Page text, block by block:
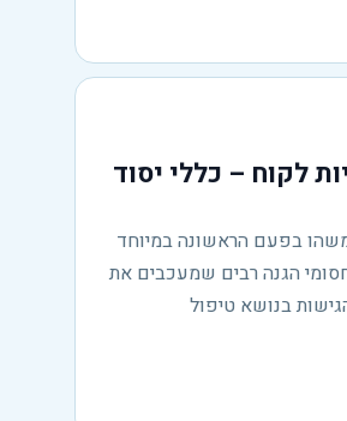
לקוח – כללי יסוד
בפעם הראשונה במיוחד
הגנה רבים שמעכבים את
בנושא טיפול